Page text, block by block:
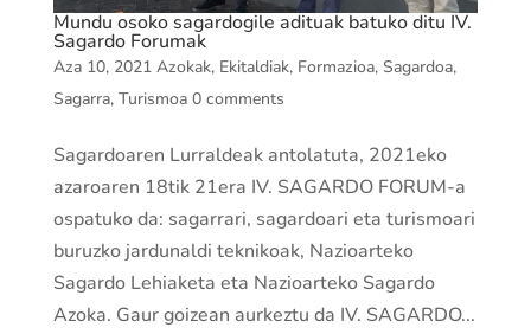
Mundu osoko sagardogile adituak batuko ditu IV.
Sagardo Forumak
Aza 10, 2021 Azokak, Ekitaldiak, Formazioa, Sagardoa,
Sagarra, Turismoa 0 comments
Sagardoaren Lurraldeak antolatuta, 2021eko
azaroaren 18tik 21era IV. SAGARDO FORUM-a
ospatuko da: sagarrari, sagardoari eta turismoari
buruzko jardunaldi teknikoak, Nazioarteko
Sagardo Lehiaketa eta Nazioarteko Sagardo
Azoka. Gaur goizean aurkeztu da IV. SAGARDO...